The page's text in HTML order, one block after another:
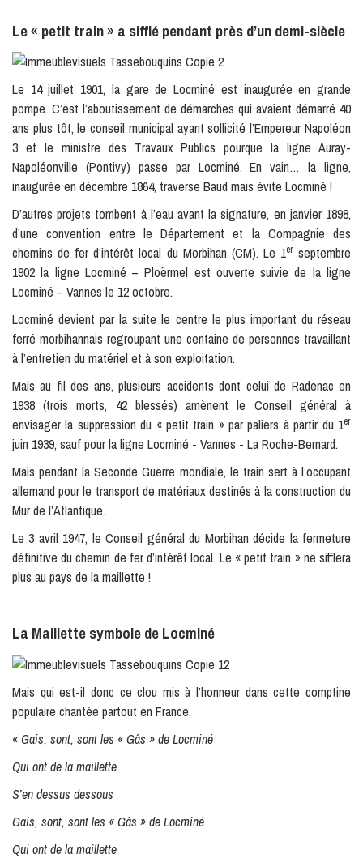
Le « petit train » a sifflé pendant près d’un demi-siècle
Le 14 juillet 1901, la gare de Locminé est inaugurée en grande
pompe. C’est l’aboutissement de démarches qui avaient démarré 40
ans plus tôt, le conseil municipal ayant sollicité l’Empereur Napoléon
3 et le ministre des Travaux Publics pourque la ligne Auray-
Napoléonville (Pontivy) passe par Locminé. En vain… la ligne,
inaugurée en décembre 1864, traverse Baud mais évite Locminé !
D’autres projets tombent à l’eau avant la signature, en janvier 1898,
d’une convention entre le Département et la Compagnie des
chemins de fer d’intérêt local du Morbihan (CM). Le 1erseptembre
1902 la ligne Locminé – Ploërmel est ouverte suivie de la ligne
Locminé – Vannes le 12 octobre.
Locminé devient par la suite le centre le plus important du réseau
ferré morbihannais regroupant une centaine de personnes travaillant
à l’entretien du matériel et à son exploitation.
Mais au fil des ans, plusieurs accidents dont celui de Radenac en
1938 (trois morts, 42 blessés) amènent le Conseil général à
envisager la suppression du « petit train » par paliers à partir du 1er
juin 1939, sauf pour la ligne Locminé - Vannes - La Roche-Bernard.
Mais pendant la Seconde Guerre mondiale, le train sert à l’occupant
allemand pour le transport de matériaux destinés à la construction du
Mur de l’Atlantique.
Le 3 avril 1947, le Conseil général du Morbihan décide la fermeture
définitive du chemin de fer d’intérêt local. Le « petit train » ne sifflera
plus au pays de la maillette !
La Maillette symbole de Locminé
Mais qui est-il donc ce clou mis à l’honneur dans cette comptine
populaire chantée partout en France.
« Gais, sont, sont les « Gâs » de Locminé
Qui ont de la maillette
S’en dessus dessous
Gais, sont, sont les « Gâs » de Locminé
Qui ont de la maillette